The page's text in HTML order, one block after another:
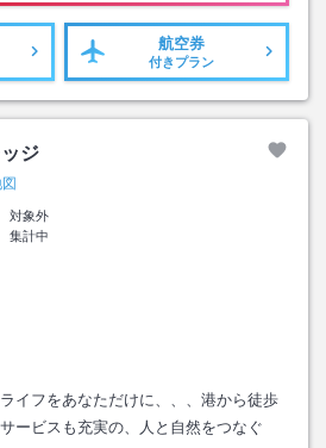
航空券
付きプラン
ジ
対象外
集計中
イフをあなただけに、、、港から徒歩
ービスも充実の、人と自然をつなぐ